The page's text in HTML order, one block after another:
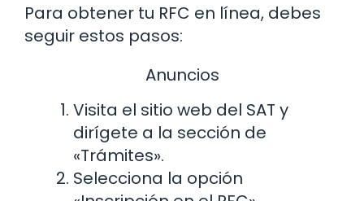
Para obtener tu RFC en línea, debes
seguir estos pasos:
Anuncios
Visita el sitio web del SAT y
dirígete a la sección de
«Trámites».
Selecciona la opción